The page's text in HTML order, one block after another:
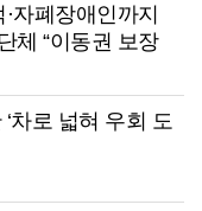
자폐장애인까지
체 “이동권 보장
차로 넓혀 우회 도